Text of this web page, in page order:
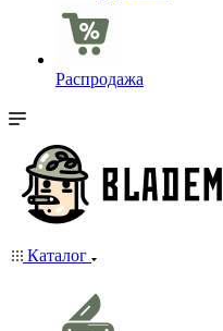
Распродажа
Каталог